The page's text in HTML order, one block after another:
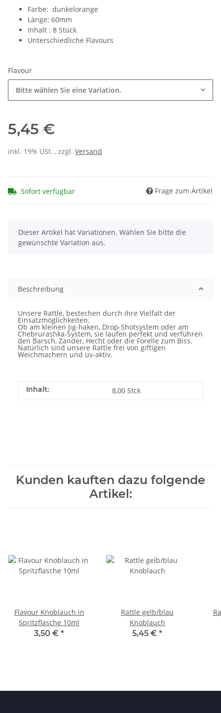
Farbe: dunkelorange
Länge: 60mm
Inhalt : 8 Stück
Unterschiedliche Flavours
Flavour
Bitte wählen Sie eine Variation.
5,45 €
inkl. 19% USt. , zzgl. Versand
Sofort verfügbar Frage zum Artikel
x
Dieser Artikel hat Variationen. Wählen Sie bitte die
gewünschte Variation aus.
Beschreibung
Unsere Rattle, bestechen durch ihre Vielfalt der
Einsatzmöglichkeiten.
Ob am kleinen Jig-haken, Drop-Shotsystem oder am
Chebrurashka-System, sie laufen perfekt und verführen
den Barsch, Zander, Hecht oder die Forelle zum Biss.
Natürlich sind unsere Rattle frei von giftigen
Weichmachern und uv-aktiv.
Inhalt: 8,00 Stck
Kunden kauften dazu folgende
Artikel:
Flavour Knoblauch in
Spritzflasche 10ml
3,50 € *
Rattle gelb/blau
Knoblauch
5,45 € *